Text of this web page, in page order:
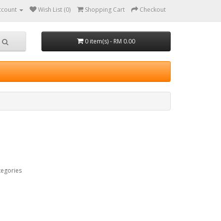
Wish List (0) Shopping Cart Checkout
0 item(s) - RM 0.00